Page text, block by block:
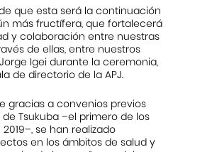
que esta será la continuación
más fructífera, que fortalecerá
y colaboración entre nuestras
de ellas, entre nuestros
Igei durante la ceremonia,
de directorio de la APJ.
gracias a convenios previos
Tsukuba –el primero de los
se han realizado
en los ámbitos de salud y